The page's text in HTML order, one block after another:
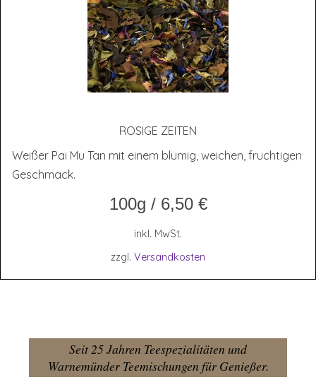
ROSI­GE ZEITEN
Weißer Pai Mu Tan mit einem blumig, weichen, fruchtigen
Geschmack.
100g / 6,50 €
inkl. MwSt.
zzgl. Versandkosten
Seit 25 Jahren Teespezialitäten und
Warnemünder Teemischungen für Genießer.